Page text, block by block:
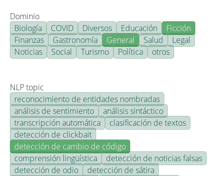
Dominio
Biología
COVID Diversos Educación
Ficción
Finanzas
Gastronomía General Salud
Legal
Noticias
Social Turismo Política otros
NLP topic
reconocimiento de entidades nombradas
análisis de sentimiento
análisis sintáctico
transcripción automática
clasificación de textos
detección de clickbait
detección de cambio de código
comprensión lingüística
detección de noticias falsas
detección de odio
detección de sátira